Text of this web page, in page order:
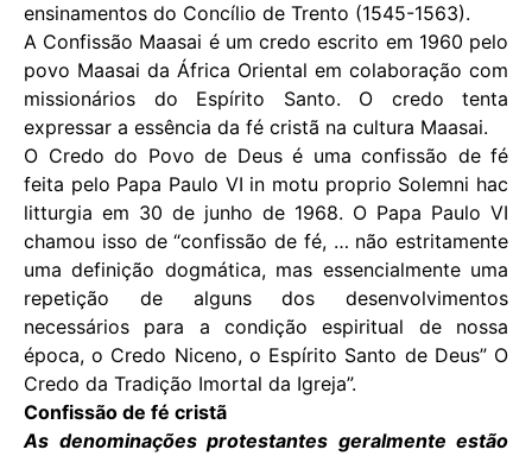
ensinamentos do Concílio de Trento (1545-1563).
A Confissão Maasai é um credo escrito em 1960 pelo
povo Maasai da África Oriental em colaboração com
missionários do Espírito Santo. O credo tenta
expressar a essência da fé cristã na cultura Maasai.
O Credo do Povo de Deus é uma confissão de fé
feita pelo Papa Paulo VI in motu proprio Solemni hac
litturgia em 30 de junho de 1968. O Papa Paulo VI
chamou isso de “confissão de fé, … não estritamente
uma definição dogmática, mas essencialmente uma
repetição de alguns dos desenvolvimentos
necessários para a condição espiritual de nossa
época, o Credo Niceno, o Espírito Santo de Deus” O
Credo da Tradição Imortal da Igreja”.
Confissão de fé cristã
As denominações protestantes geralmente estão